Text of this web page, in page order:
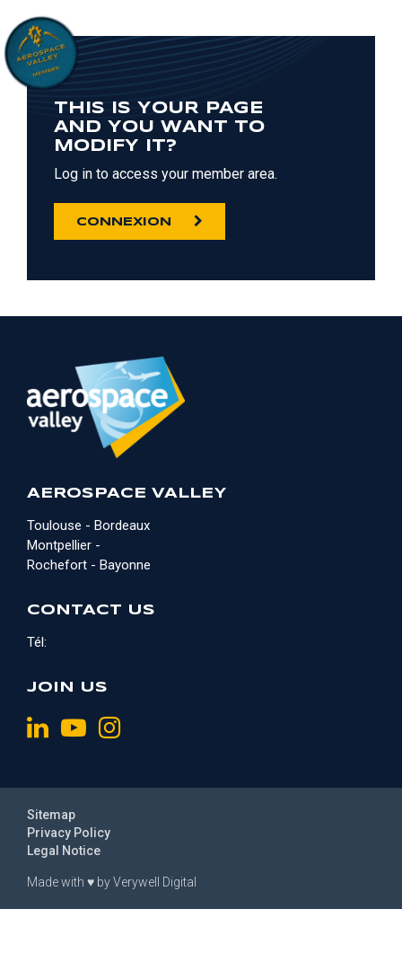
THIS IS YOUR PAGE
AND YOU WANT TO
MODIFY IT?
Log in to access your member area.
CONNEXION
AEROSPACE VALLEY
Toulouse - Bordeaux
Montpellier -
Rochefort - Bayonne
CONTACT US
Tél:
JOIN US
Made with ♥ byVerywell Digital
Legal Notice
Privacy Policy
Sitemap